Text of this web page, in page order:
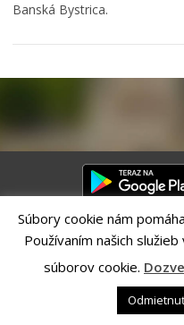
Zamestnanie v
Životné prostredie a
Banská Bystrica.
Riešenie CITIO 2.0| Technický
s.r.o.
Správca webového sídla:
armády 26, 97401 Banská
Vyhlásenie o prístupnosti
|
Súbory cookie nám
Používaním našich
súborov cookie.